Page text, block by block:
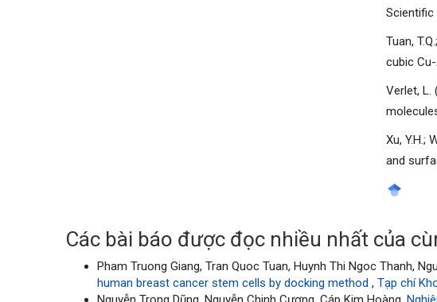
Scientific
Tuan,
cubic
Verlet, L.
Xu, Y.H.;
and
Các bài báo được đọc nhiều nhất của
Pham Truong Giang, Tran Quoc Tuan, Huynh Thi Ngoc Thanh,
human breast cancer stem cells by docking method,Tạp chí